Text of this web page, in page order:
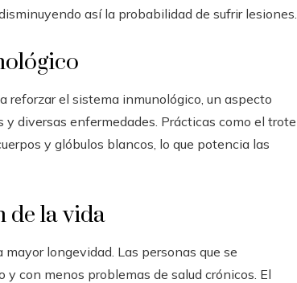
así la probabilidad de sufrir lesiones.
el sistema inmunológico, un aspecto
diversas enfermedades. Prácticas como el trote
y glóbulos blancos, lo que potencia las
de la vida
longevidad. Las personas que se
con menos problemas de salud crónicos. El